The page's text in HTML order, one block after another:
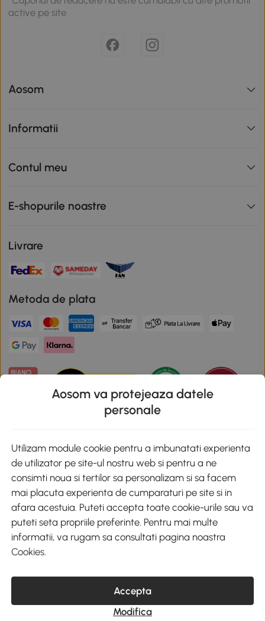
active pe site
Aosom
Informatii
Contul meu
E-shopurile noastre
Livrare
Metoda de plata
Descarca aplicatia Aosom
Google Play
+40 312294730 clienti@aosom.ro
Romania, Bucureşti Sectorul 2, Str. Barbu Paris Mumuleanu, Nr. 30-
CUI: 49266464
COD CAEN: 4755
Reg. Com. J2023023738408
Capital Social 200
Aosom va protejeaza datele
personale
Utilizam module cookie pentru a imbunatati experienta
de utilizator pe site-ul nostru web si pentru a ne
consimti noua si tertilor sa personalizam si sa facem
mai placuta experienta de cumparaturi pe site si in
afara acestuia. Puteti accepta toate cookie-urile sau va
puteti seta propriile preferinte. Pentru mai multe
informatii, va rugam sa consultati pagina noastra
Cookies.
Accepta
Modifica